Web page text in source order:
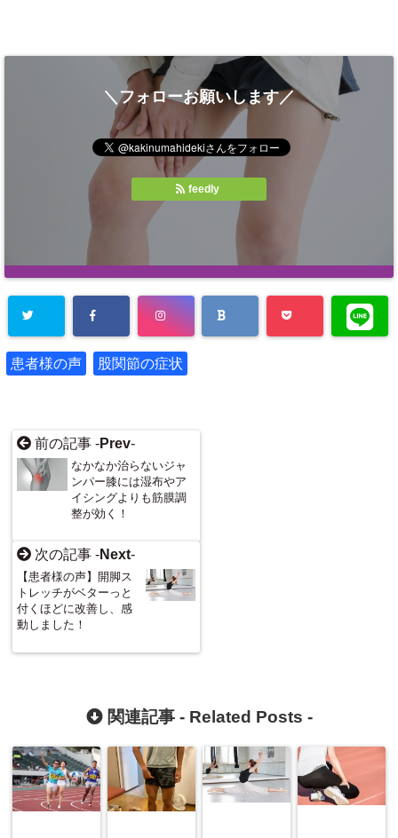
＼フォローお願いします／
feedly
患者様の声 股関節の症状
前の記事 -Prev-
なかなか治らないジャ
ンパー膝には湿布やア
イシングよりも筋膜調
整が効く！
次の記事 -Next-
【患者様の声】開脚ス
トレッチがベターっと
付くほどに改善し、感
動しました！
関連記事 - Related Posts -